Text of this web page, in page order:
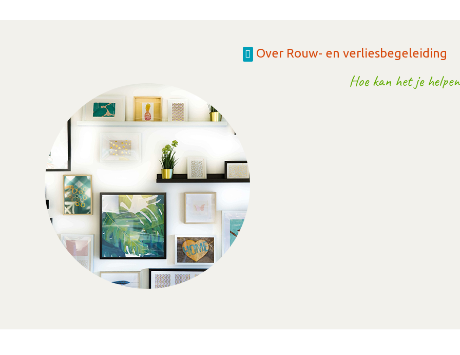
Over Rouw- en verliesbegeleiding
Hoe kan het je